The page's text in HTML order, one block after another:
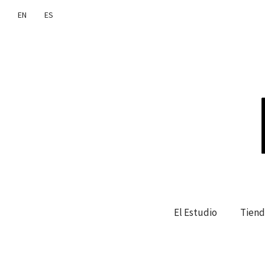
EN ES
El Estudio